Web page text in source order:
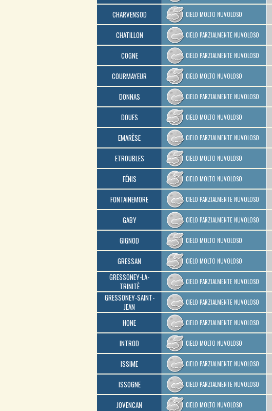
CHARVENSOD CIELO MOLTO NUVOLOSO
CHATILLON CIELO PARZIALMENTE NUVOLOSO
COGNE CIELO PARZIALMENTE NUVOLOSO
COURMAYEUR CIELO MOLTO NUVOLOSO
DONNAS CIELO PARZIALMENTE NUVOLOSO
DOUES CIELO MOLTO NUVOLOSO
EMARÈSE CIELO PARZIALMENTE NUVOLOSO
ETROUBLES CIELO MOLTO NUVOLOSO
FÉNIS CIELO MOLTO NUVOLOSO
FONTAINEMORE CIELO PARZIALMENTE NUVOLOSO
GABY CIELO PARZIALMENTE NUVOLOSO
GIGNOD CIELO MOLTO NUVOLOSO
GRESSAN CIELO MOLTO NUVOLOSO
GRESSONEY-LA-
TRINITÈ
CIELO PARZIALMENTE NUVOLOSO
GRESSONEY-SAINT-
JEAN
CIELO PARZIALMENTE NUVOLOSO
HONE CIELO PARZIALMENTE NUVOLOSO
INTROD CIELO MOLTO NUVOLOSO
ISSIME CIELO PARZIALMENTE NUVOLOSO
ISSOGNE CIELO PARZIALMENTE NUVOLOSO
JOVENCAN CIELO MOLTO NUVOLOSO